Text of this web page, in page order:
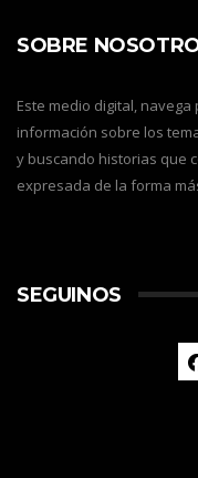
SOBRE
Este medio digital,
información sobre los
y buscando historias que
expresada de la forma
SEGUINOS